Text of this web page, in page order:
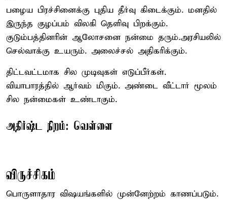
பழைய பிரச்சினைக்கு புதிய தீர்வு கிடைக்கும். மனதில்
இருந்த குழப்பம் விலகி தெளிவு பிறக்கும்.
குடும்பத்தினரின் ஆலோசனை நன்மை தரும்.அரசியலில்
செல்வாக்கு உயரும். அலைச்சல் அதிகரிக்கும்.
திட்டவட்டமாக சில முடிவுகள் எடுப்பீர்கள்.
வியாபாரத்தில் ஆர்வம் மிகும். அண்டை வீட்டார் மூலம்
சில நன்மைகள் உண்டாகும்.
அதிர்ஷ்ட நிறம்: வெள்ளை
விருச்சிகம்
பொருளாதார விஷயங்களில் முன்னேற்றம் காணப்படும்.